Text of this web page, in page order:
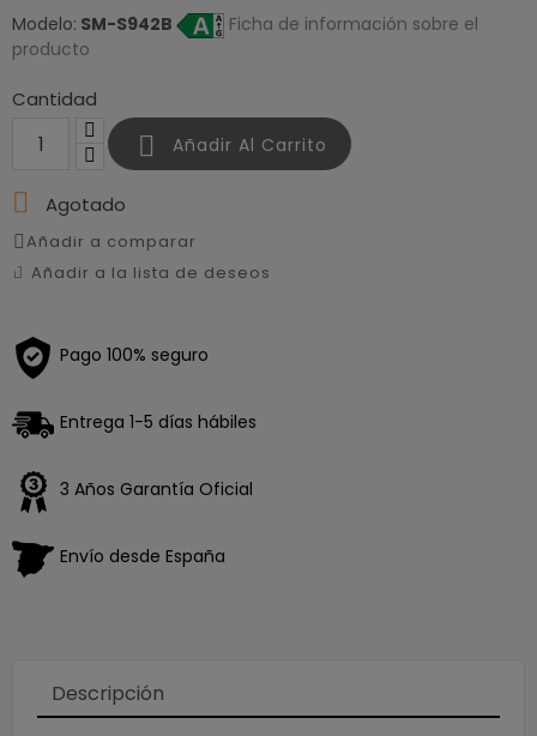
Modelo: SM-S942B
Ficha de información sobre el
producto
Cantidad
 Añadir Al Carrito
 Agotado
Añadir a comparar
Añadir a la lista de deseos
Pago 100% seguro
Entrega 1-5 días hábiles
3 Años Garantía Oficial
Envío desde España
Descripción
Loading